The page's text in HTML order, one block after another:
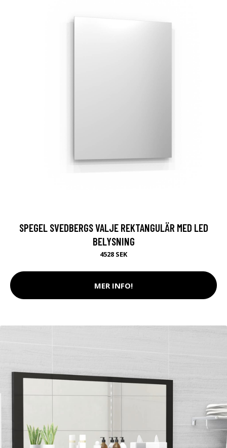
SPEGEL SVEDBERGS VALJE REKTANGULÄR MED LED
BELYSNING
4528 SEK
MER INFO!